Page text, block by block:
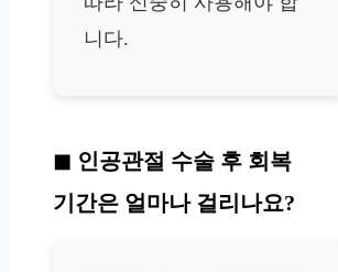
니다.
인공관절 수술 후 회복
기간은 얼마나 걸리나요?